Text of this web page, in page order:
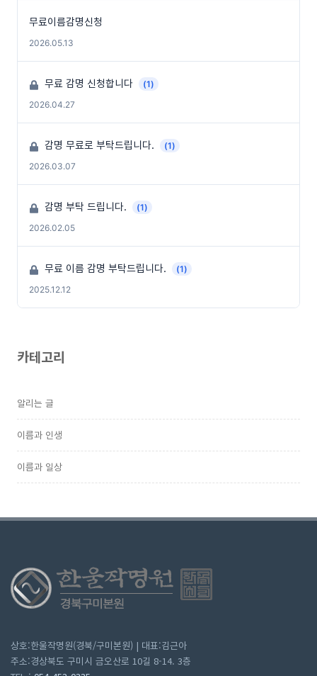
무료이름감명신청
2026.05.13
무료 감명 신청합니다
(1)
2026.04.27
감명 무료로 부탁드립니다.
(1)
2026.03.07
감명 부탁 드립니다.
(1)
2026.02.05
무료 이름 감명 부탁드립니다.
(1)
2025.12.12
카테고리
알리는 글
이름과 인생
이름과 일상
상호:한울작명원(경북/구미본원) | 대표:김근아
주소:경상북도 구미시 금오산로 10길 8-14. 3층